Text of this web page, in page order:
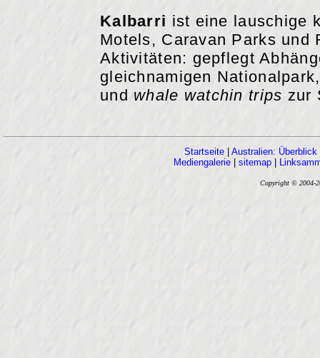
Kalbarri ist eine lauschige
Motels, Caravan Parks und
Aktivitäten: gepflegt
gleichnamigen
und whale watchin trips zur
Startseite| Australien: Überblick
Mediengalerie
sitemap
Copyright © 2004-